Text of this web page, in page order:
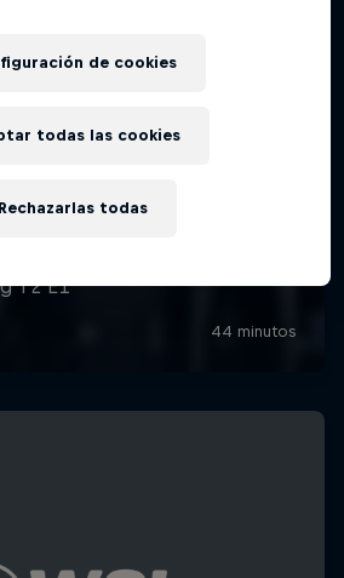
de cookies
Rechazarlas todas
todas las cookies